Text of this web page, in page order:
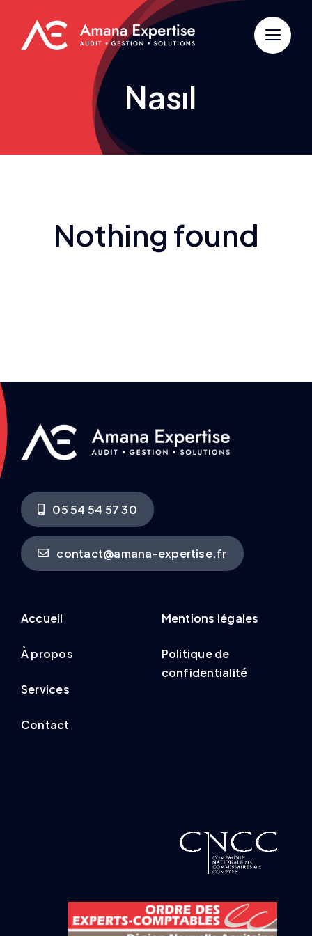
contenu
Nasıl
Nothing found
05 54 54 57 30
contact@amana-expertise.fr
Accueil
À propos
Services
Contact
Mentions légales
Politique de
confidentialité